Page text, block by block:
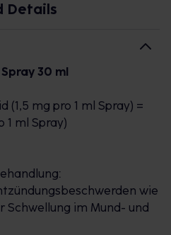
Lutschtablette in den Varianten
Benzydamin Produkte sind
bei Halsschmerzen
und lähmend,
die Lebensqualität.
einem halben
Helfer, um den Alltag
Details
30 ml
(1,5 mg pro 1 ml Spray) =
1 ml Spray)
wie
Schwellung im Mund- und